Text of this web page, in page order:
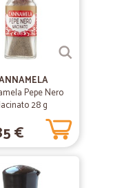
pò più
fatto che la persona
da
ore e non
Pepe Nero
28 g
€